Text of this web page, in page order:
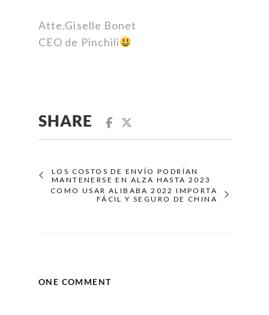
Atte.Giselle Bonet
CEO de Pinchili
SHARE
LOS COSTOS DE ENVÍO PODRÍAN
MANTENERSE EN ALZA HASTA 2023
COMO USAR ALIBABA 2022 IMPORTA
FÁCIL Y SEGURO DE CHINA
ONE COMMENT